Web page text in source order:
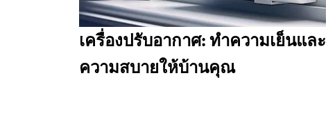
เครื่องปรับอากาศ: ทำความเย็นและ
ความสบายให้บ้านคุณ